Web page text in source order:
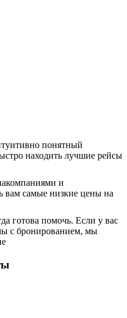
понятный
находить лучшие рейсы
и
вам самые низкие цены на
готова помочь. Если у вас
с бронированием, мы